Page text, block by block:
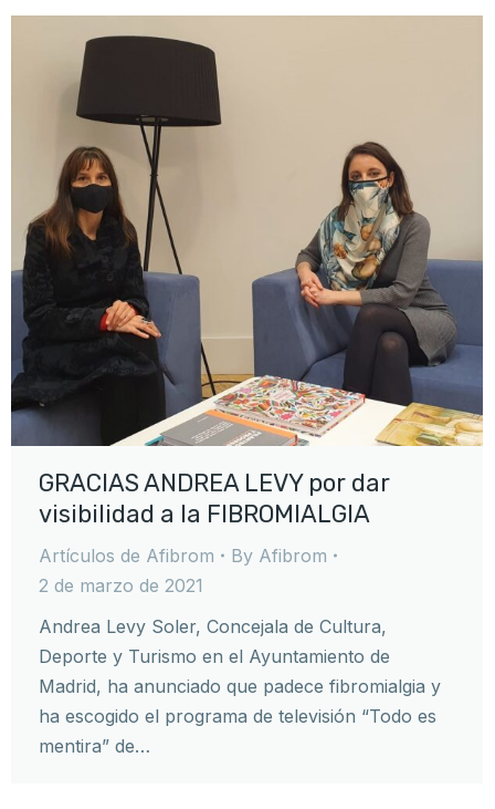
GRACIAS ANDREA LEVY por dar
visibilidad a la FIBROMIALGIA
Artículos de Afibrom By Afibrom
2 de marzo de 2021
Andrea Levy Soler, Concejala de Cultura,
Deporte y Turismo en el Ayuntamiento de
Madrid, ha anunciado que padece fibromialgia y
ha escogido el programa de televisión “Todo es
mentira” de…